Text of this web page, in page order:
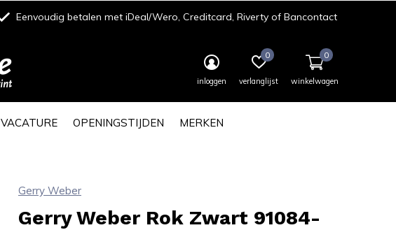
VACATURE OPENINGSTIJDEN MERKEN
inloggen verlanglijst
0
winkelwagen
0
Eenvoudig betalen met iDeal/Wero, Creditcard, Riverty of Bancontact
Gerry Weber
Gerry Weber Rok Zwart 91084-